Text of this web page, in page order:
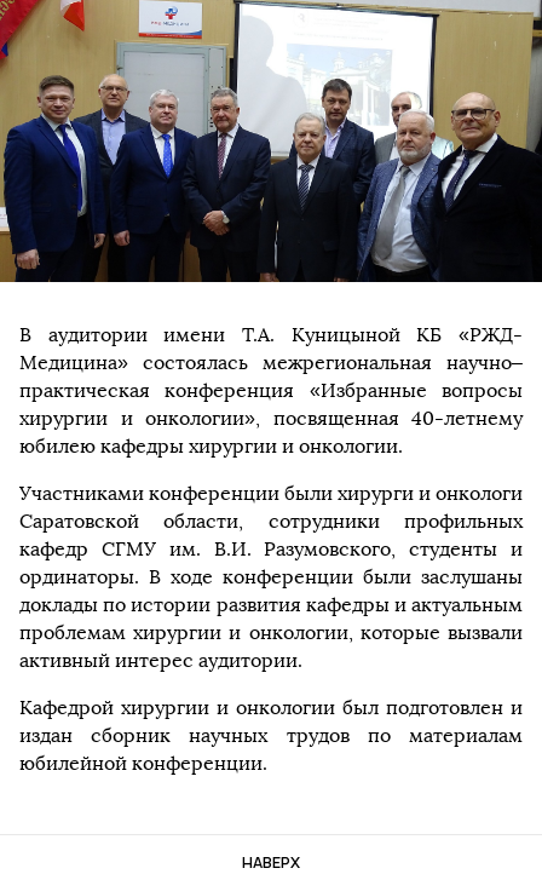
В аудитории имени Т.А. Куницыной КБ «РЖД-
Медицина» состоялась межрегиональная научно–
практическая конференция «Избранные вопросы
хирургии и онкологии», посвященная 40-летнему
юбилею кафедры хирургии и онкологии.
Участниками конференции были хирурги и онкологи
Саратовской области, сотрудники профильных
кафедр СГМУ им. В.И. Разумовского, студенты и
ординаторы. В ходе конференции были заслушаны
доклады по истории развития кафедры и актуальным
проблемам хирургии и онкологии, которые вызвали
активный интерес аудитории.
Кафедрой хирургии и онкологии был подготовлен и
издан сборник научных трудов по материалам
юбилейной конференции.
НАВЕРХ